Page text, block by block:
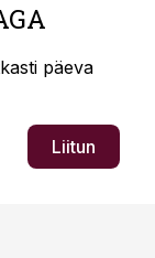
päeva
Liitun